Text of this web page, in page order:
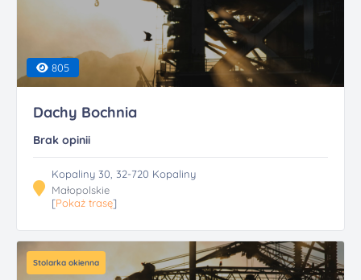
805
Dachy Bochnia
Brak opinii
Kopaliny 30, 32-720 Kopaliny
Małopolskie
[Pokaż trasę]
Stolarka okienna